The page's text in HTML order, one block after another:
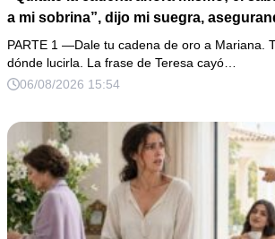
a mi sobrina”, dijo mi suegra,
con las manos marcadas por espinas
gramos de oro. Mi esposo guardó
obedecí con calma y le pedí que
completo que había intentado ocultar.
PARTE 1 —Dale tu cadena de oro a Mariana.
dónde lucirla. La frase de Teresa cayó…
06/08/2026 15:54